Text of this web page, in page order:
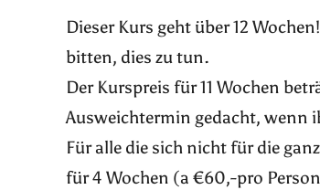
Dieser Kurs geht über 12
bitten, dies zu tun.
Der Kurspreis für 11 Wochen
Ausweichtermin gedacht, wenn
Für alle die sich nicht für die
für 4 Wochen (a €60,-pro